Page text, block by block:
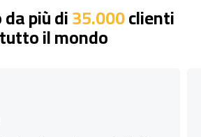
più di35.000clienti
il mondo